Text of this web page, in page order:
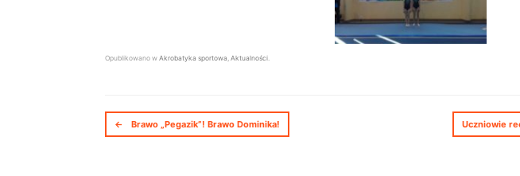
Opublikowano w Akrobatyka sportowa , Aktualności.
Nawigacja postów
← Brawo „Pegazik”! Brawo Dominika! Uczniowie